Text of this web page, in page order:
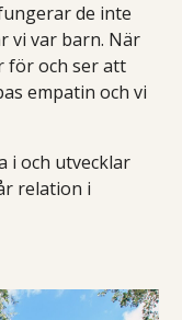
de inte
vi var barn. När
för och ser att
empatin och vi
i och utvecklar
relation i